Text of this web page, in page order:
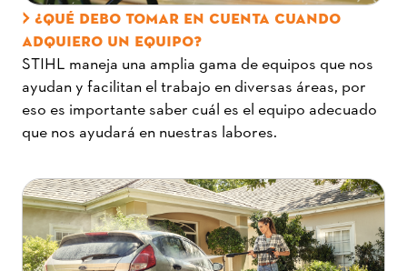
¿QUÉ DEBO TOMAR EN CUENTA CUANDO
ADQUIERO UN EQUIPO?
STIHL maneja una amplia gama de equipos que nos
ayudan y facilitan el trabajo en diversas áreas, por
eso es importante saber cuál es el equipo adecuado
que nos ayudará en nuestras labores.